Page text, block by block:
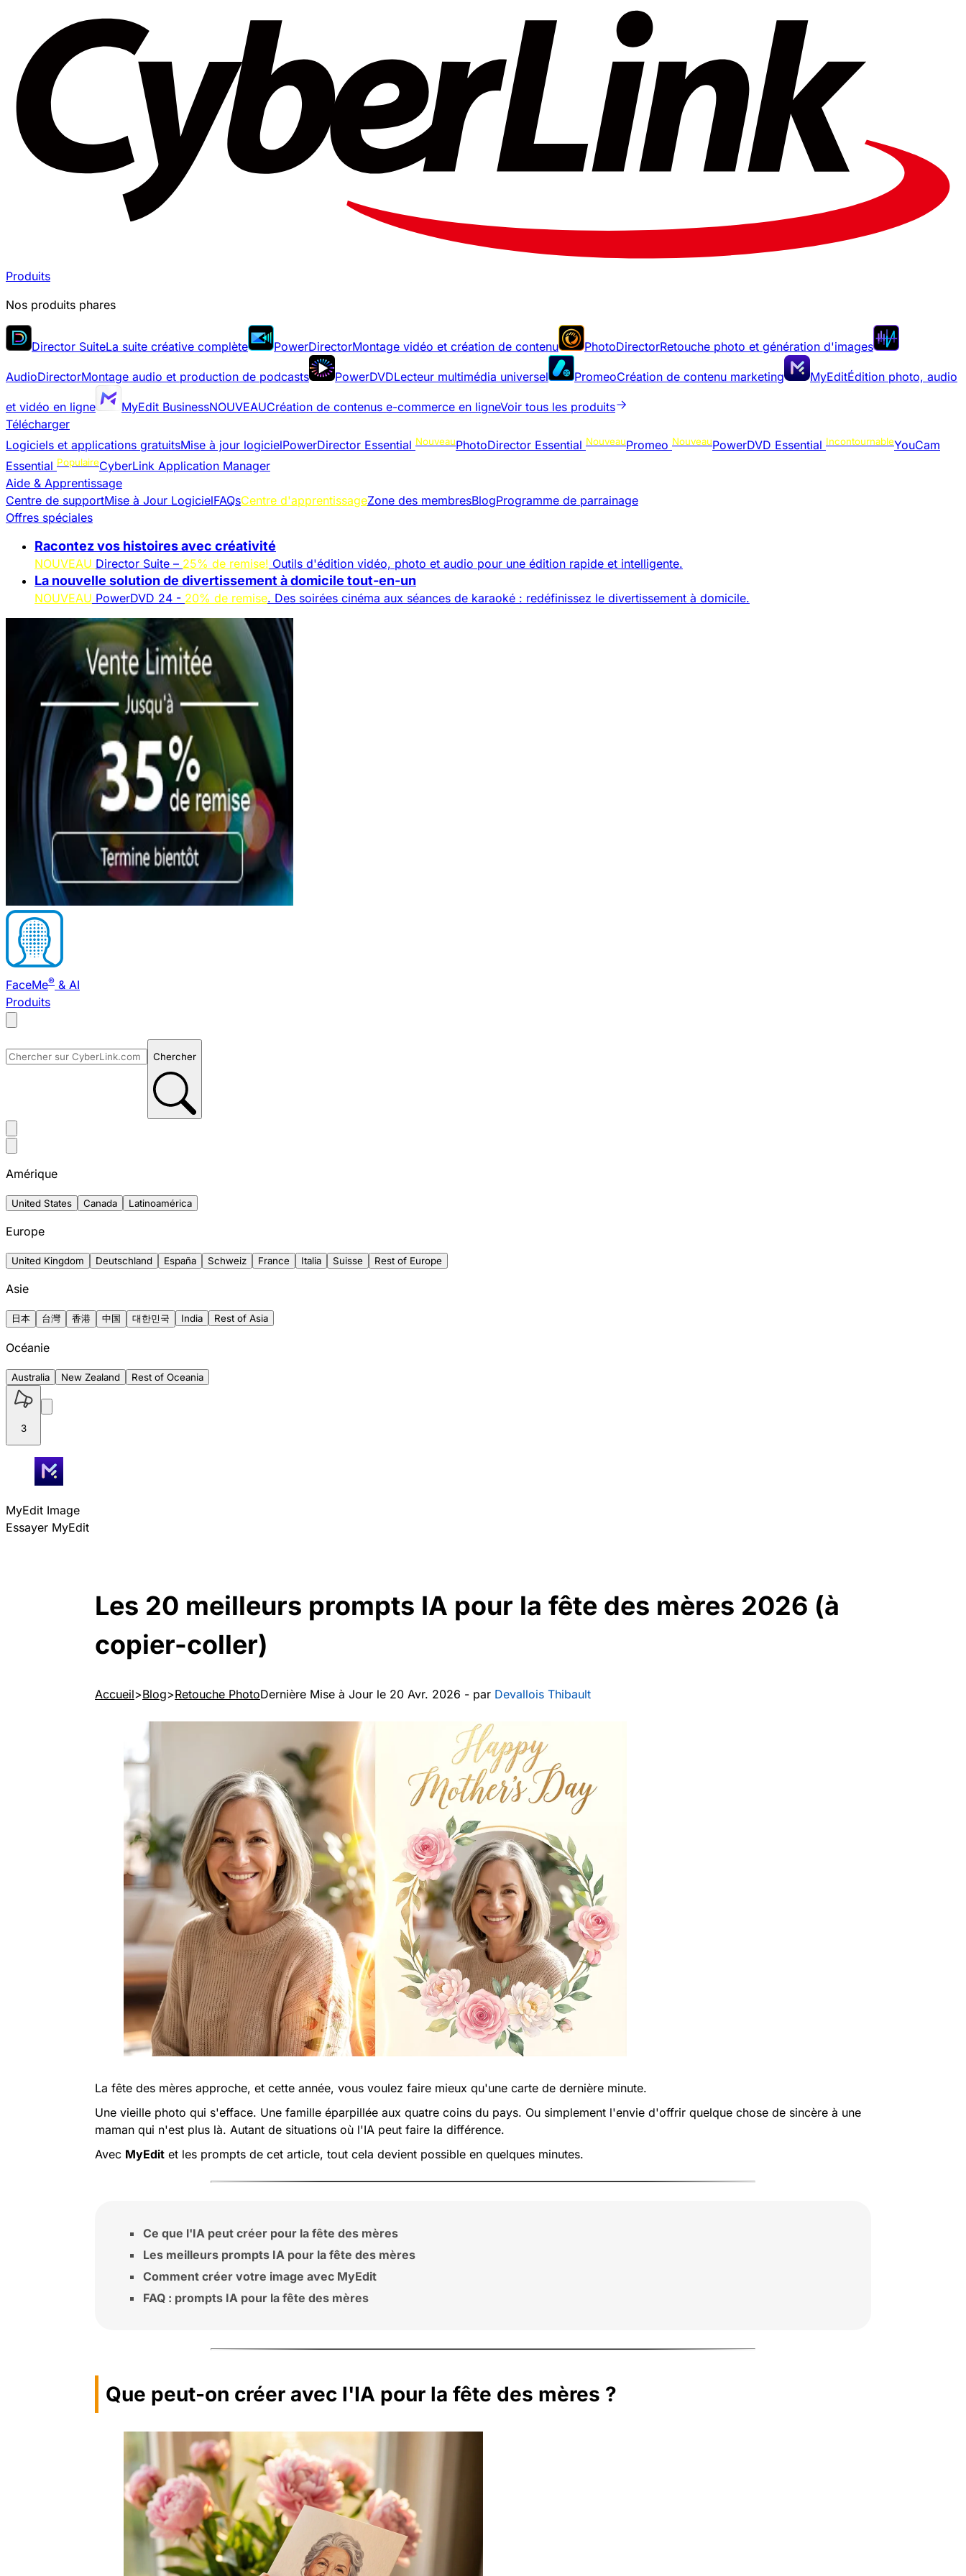
Produits
Nos produits phares
Director SuiteLa suite créative complète PowerDirectorMontage vidéo et création de contenu PhotoDirectorRetouche photo et génération d'images
AudioDirectorMontage audio et production de podcasts PowerDVDLecteur multimédia universel PromeoCréation de contenu marketing MyEditÉdition photo, audio
et vidéo en ligne MyEdit BusinessNOUVEAUCréation de contenus e-commerce en ligneVoir tous les produits
Télécharger
Logiciels et applications gratuitsMise à jour logicielPowerDirector Essential NouveauPhotoDirector Essential NouveauPromeo NouveauPowerDVD Essential IncontournableYouCam
Essential PopulaireCyberLink Application Manager
Aide & Apprentissage
Centre de supportMise à Jour LogicielFAQsCentre d'apprentissageZone des membresBlogProgramme de parrainage
Offres spéciales
Racontez vos histoires avec créativité
NOUVEAU Director Suite – 25% de remise! Outils d'édition vidéo, photo et audio pour une édition rapide et intelligente.
La nouvelle solution de divertissement à domicile tout-en-un
NOUVEAU PowerDVD 24 - 20% de remise. Des soirées cinéma aux séances de karaoké : redéfinissez le divertissement à domicile.
FaceMe® & AI
Produits
Chercher
Amérique
United States Canada Latinoamérica
Europe
United Kingdom Deutschland España Schweiz France Italia Suisse Rest of Europe
Asie
日本 台灣 香港 中国 대한민국 India Rest of Asia
Océanie
Australia New Zealand Rest of Oceania
3
MyEdit Image
Essayer MyEdit
Les 20 meilleurs prompts IA pour la fête des mères 2026 (à
copier-coller)
Accueil Blog Retouche PhotoDernière Mise à Jour le 20 Avr. 2026 - par Devallois Thibault
La fête des mères approche, et cette année, vous voulez faire mieux qu'une carte de dernière minute.
Une vieille photo qui s'efface. Une famille éparpillée aux quatre coins du pays. Ou simplement l'envie d'offrir quelque chose de sincère à une
maman qui n'est plus là. Autant de situations où l'IA peut faire la différence.
Avec MyEdit et les prompts de cet article, tout cela devient possible en quelques minutes.
Ce que l'IA peut créer pour la fête des mères
Les meilleurs prompts IA pour la fête des mères
Comment créer votre image avec MyEdit
FAQ : prompts IA pour la fête des mères
Que peut-on créer avec l'IA pour la fête des mères ?